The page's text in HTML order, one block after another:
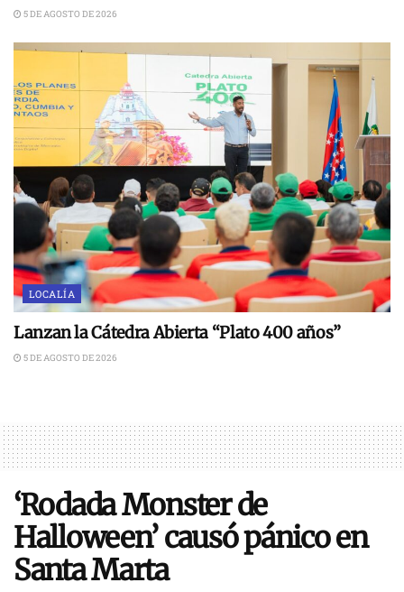
5 DE AGOSTO DE 2026
LOCALÍA
Lanzan la Cátedra Abierta “Plato 400 años”
5 DE AGOSTO DE 2026
‘Rodada Monster de
Halloween’ causó pánico en
Santa Marta